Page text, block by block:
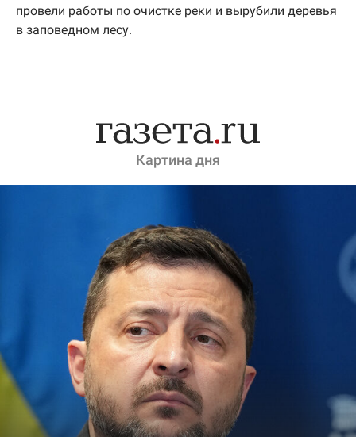
провели работы по очистке реки и вырубили деревья
в заповедном лесу.
Картина дня